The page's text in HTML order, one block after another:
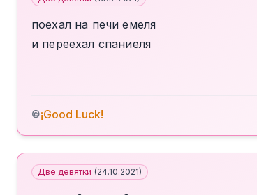
поехал на печи емеля
и переехал спаниеля
©¡Good Luck!
Две девятки (24.10.2021)